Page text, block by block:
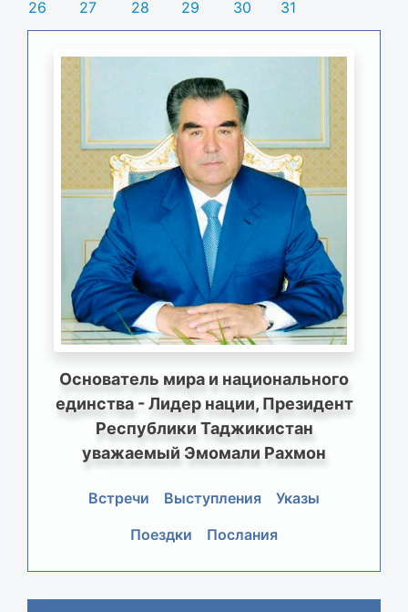
26 27 28 29 30 31
Основатель мира и национального
единства - Лидер нации, Президент
Республики Таджикистан
уважаемый Эмомали Рахмон
Встречи Выступления
Указы
Поездки
Послания